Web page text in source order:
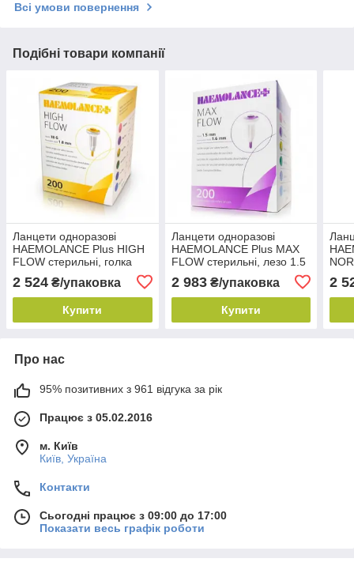
Всі умови повернення
Подібні товари компанії
Ланцети одноразові
HAEMOLANCE Plus HIGH
FLOW стерильні, голка
проникнення. 1.8 мм, 200
шт.
2 524 ₴/упаковка
Купити
Ланцети одноразові
HAEMOLANCE Plus MAX
FLOW стерильні, лезо 1.5
мм з глибиною проникн.
1.6 мм, 200 шт.
2 983₴/упаковка
Купити
шт.
2
Про нас
95% позитивних з 961 відгука за рік
Працює з 05.02.2016
м. Київ
Київ, Україна
Контакти
Сьогодні працює з 09:00 до 17:00
Показати весь графік роботи